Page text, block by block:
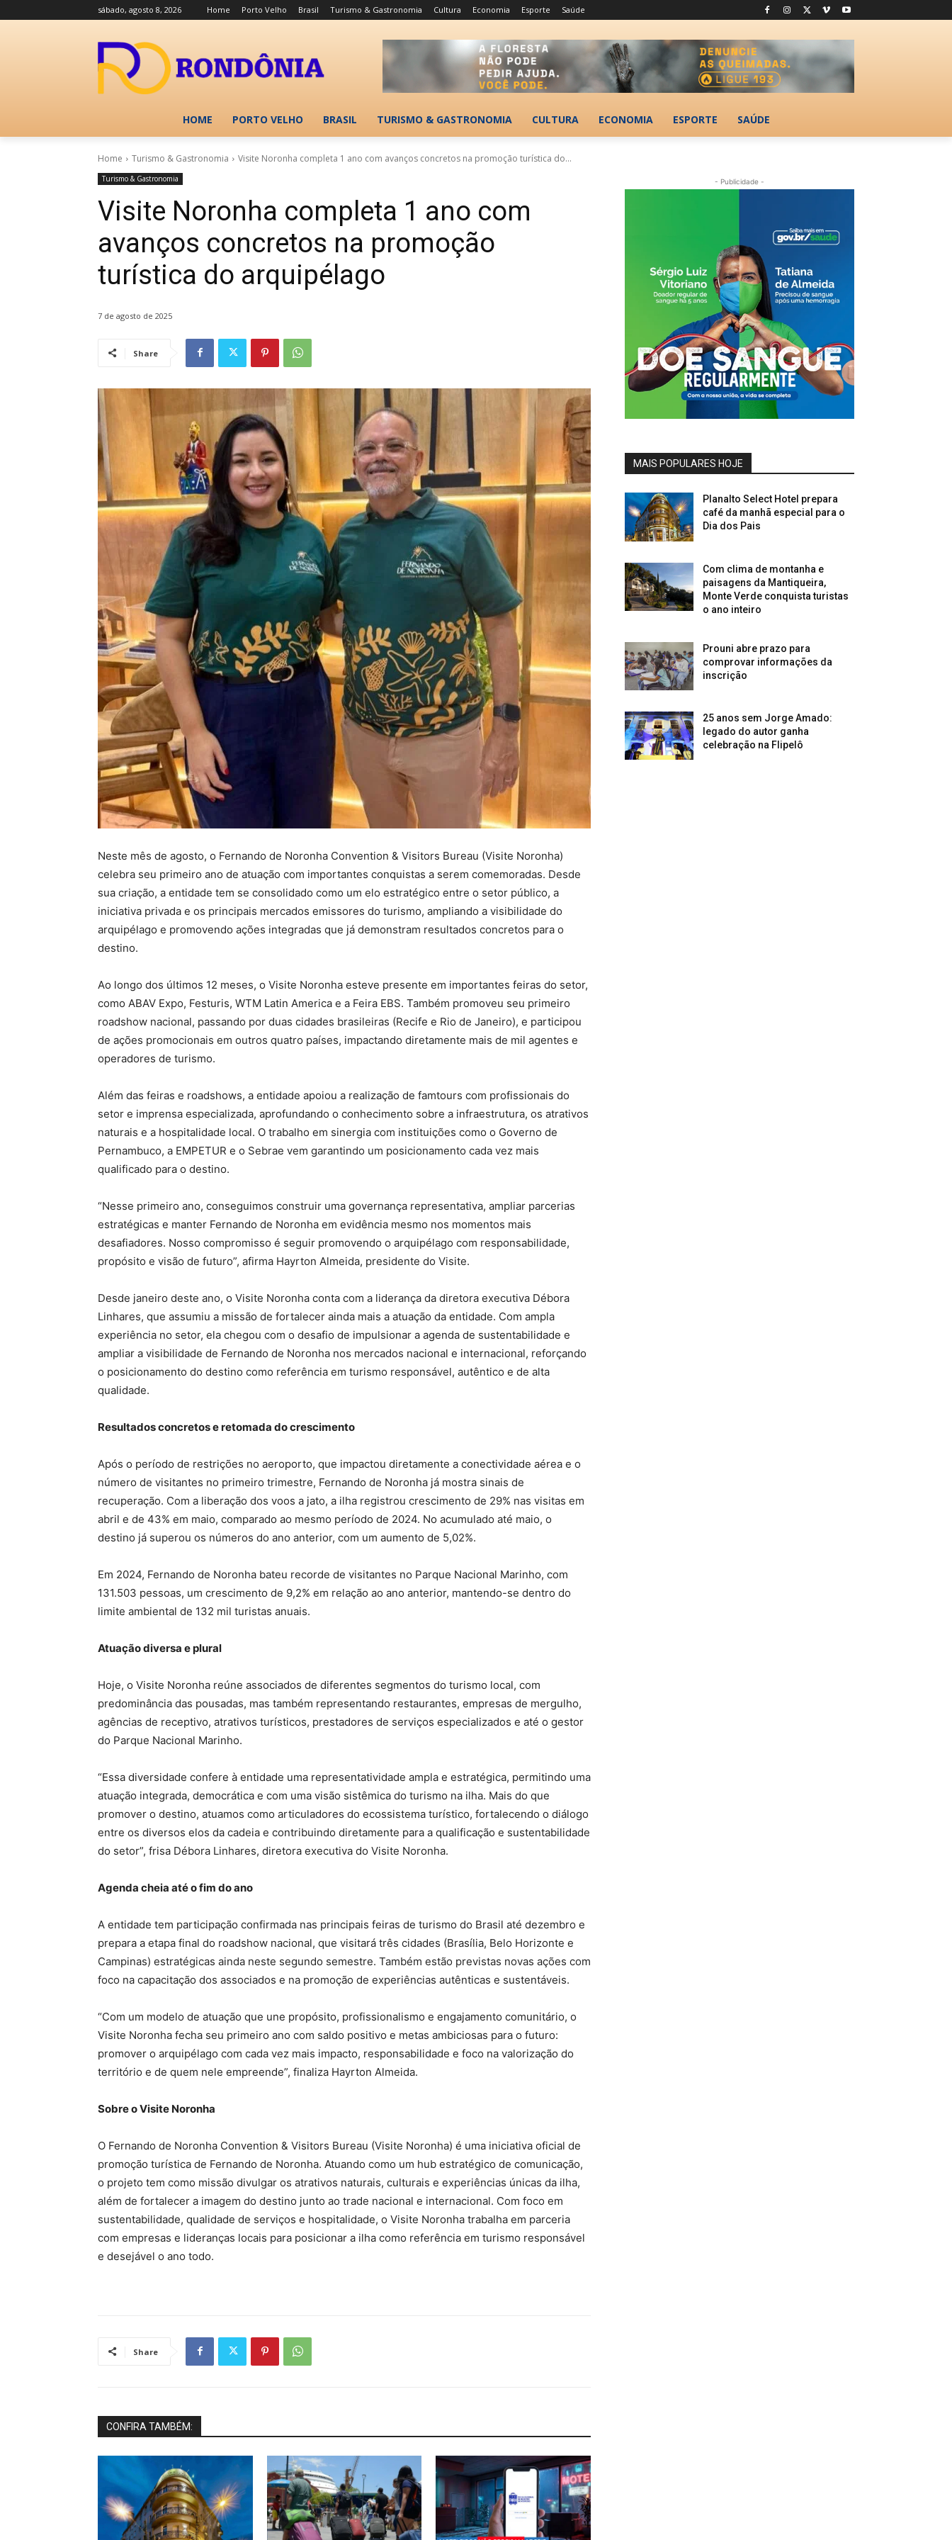
sábado, agosto 8, 2026 Home Porto Velho Brasil Turismo & Gastronomia Cultura Economia Esporte Saúde
HOME PORTO VELHO BRASIL TURISMO & GASTRONOMIA CULTURA ECONOMIA ESPORTE SAÚDE
Home Turismo & Gastronomia Visite Noronha completa 1 ano com avanços concretos na promoção turística do...
Turismo & Gastronomia
Visite Noronha completa 1 ano com
avanços concretos na promoção
turística do arquipélago
7 de agosto de 2025
Share
Neste mês de agosto, o Fernando de Noronha Convention & Visitors Bureau (Visite Noronha)
celebra seu primeiro ano de atuação com importantes conquistas a serem comemoradas. Desde
sua criação, a entidade tem se consolidado como um elo estratégico entre o setor público, a
iniciativa privada e os principais mercados emissores do turismo, ampliando a visibilidade do
arquipélago e promovendo ações integradas que já demonstram resultados concretos para o
destino.
Ao longo dos últimos 12 meses, o Visite Noronha esteve presente em importantes feiras do setor,
como ABAV Expo, Festuris, WTM Latin America e a Feira EBS. Também promoveu seu primeiro
roadshow nacional, passando por duas cidades brasileiras (Recife e Rio de Janeiro), e participou
de ações promocionais em outros quatro países, impactando diretamente mais de mil agentes e
operadores de turismo.
Além das feiras e roadshows, a entidade apoiou a realização de famtours com profissionais do
setor e imprensa especializada, aprofundando o conhecimento sobre a infraestrutura, os atrativos
naturais e a hospitalidade local. O trabalho em sinergia com instituições como o Governo de
Pernambuco, a EMPETUR e o Sebrae vem garantindo um posicionamento cada vez mais
qualificado para o destino.
“Nesse primeiro ano, conseguimos construir uma governança representativa, ampliar parcerias
estratégicas e manter Fernando de Noronha em evidência mesmo nos momentos mais
desafiadores. Nosso compromisso é seguir promovendo o arquipélago com responsabilidade,
propósito e visão de futuro”, afirma Hayrton Almeida, presidente do Visite.
Desde janeiro deste ano, o Visite Noronha conta com a liderança da diretora executiva Débora
Linhares, que assumiu a missão de fortalecer ainda mais a atuação da entidade. Com ampla
experiência no setor, ela chegou com o desafio de impulsionar a agenda de sustentabilidade e
ampliar a visibilidade de Fernando de Noronha nos mercados nacional e internacional, reforçando
o posicionamento do destino como referência em turismo responsável, autêntico e de alta
qualidade.
Resultados concretos e retomada do crescimento
Após o período de restrições no aeroporto, que impactou diretamente a conectividade aérea e o
número de visitantes no primeiro trimestre, Fernando de Noronha já mostra sinais de
recuperação. Com a liberação dos voos a jato, a ilha registrou crescimento de 29% nas visitas em
abril e de 43% em maio, comparado ao mesmo período de 2024. No acumulado até maio, o
destino já superou os números do ano anterior, com um aumento de 5,02%.
Em 2024, Fernando de Noronha bateu recorde de visitantes no Parque Nacional Marinho, com
131.503 pessoas, um crescimento de 9,2% em relação ao ano anterior, mantendo-se dentro do
limite ambiental de 132 mil turistas anuais.
Atuação diversa e plural
Hoje, o Visite Noronha reúne associados de diferentes segmentos do turismo local, com
predominância das pousadas, mas também representando restaurantes, empresas de mergulho,
agências de receptivo, atrativos turísticos, prestadores de serviços especializados e até o gestor
do Parque Nacional Marinho.
“Essa diversidade confere à entidade uma representatividade ampla e estratégica, permitindo uma
atuação integrada, democrática e com uma visão sistêmica do turismo na ilha. Mais do que
promover o destino, atuamos como articuladores do ecossistema turístico, fortalecendo o diálogo
entre os diversos elos da cadeia e contribuindo diretamente para a qualificação e sustentabilidade
do setor”, frisa Débora Linhares, diretora executiva do Visite Noronha.
Agenda cheia até o fim do ano
A entidade tem participação confirmada nas principais feiras de turismo do Brasil até dezembro e
prepara a etapa final do roadshow nacional, que visitará três cidades (Brasília, Belo Horizonte e
Campinas) estratégicas ainda neste segundo semestre. Também estão previstas novas ações com
foco na capacitação dos associados e na promoção de experiências autênticas e sustentáveis.
“Com um modelo de atuação que une propósito, profissionalismo e engajamento comunitário, o
Visite Noronha fecha seu primeiro ano com saldo positivo e metas ambiciosas para o futuro:
promover o arquipélago com cada vez mais impacto, responsabilidade e foco na valorização do
território e de quem nele empreende”, finaliza Hayrton Almeida.
Sobre o Visite Noronha
O Fernando de Noronha Convention & Visitors Bureau (Visite Noronha) é uma iniciativa oficial de
promoção turística de Fernando de Noronha. Atuando como um hub estratégico de comunicação,
o projeto tem como missão divulgar os atrativos naturais, culturais e experiências únicas da ilha,
além de fortalecer a imagem do destino junto ao trade nacional e internacional. Com foco em
sustentabilidade, qualidade de serviços e hospitalidade, o Visite Noronha trabalha em parceria
com empresas e lideranças locais para posicionar a ilha como referência em turismo responsável
e desejável o ano todo.
Share
CONFIRA TAMBÉM:
- Publicidade -
MAIS POPULARES HOJE
Planalto Select Hotel prepara
café da manhã especial para o
Dia dos Pais
Com clima de montanha e
paisagens da Mantiqueira,
Monte Verde conquista turistas
o ano inteiro
Prouni abre prazo para
comprovar informações da
inscrição
25 anos sem Jorge Amado:
legado do autor ganha
celebração na Flipelô